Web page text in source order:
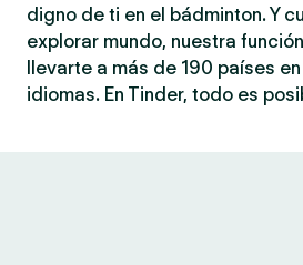
digno de ti en el bádminton. Y
explorar mundo, nuestra
llevarte a más de 190 países
idiomas. En Tinder, todo es